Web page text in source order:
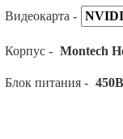
Видеокарта -
Корпус - Montech
Блок питания -